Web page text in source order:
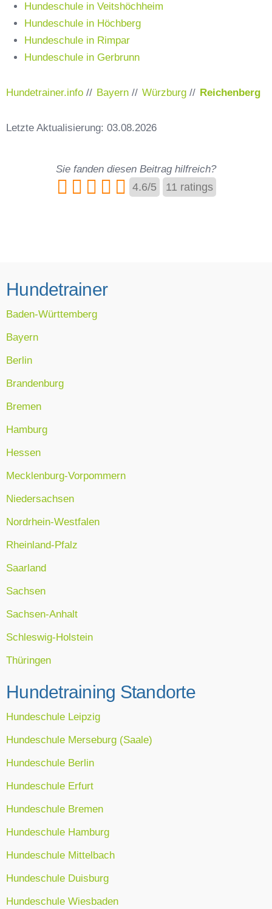
Hundeschule in Veitshöchheim
Hundeschule in Höchberg
Hundeschule in Rimpar
Hundeschule in Gerbrunn
Hundetrainer.info // Bayern // Würzburg // Reichenberg
Letzte Aktualisierung: 03.08.2026
Sie fanden diesen Beitrag hilfreich?
4.6/5 11 ratings
Hundetrainer
Baden-Württemberg
Bayern
Berlin
Brandenburg
Bremen
Hamburg
Hessen
Mecklenburg-Vorpommern
Niedersachsen
Nordrhein-Westfalen
Rheinland-Pfalz
Saarland
Sachsen
Sachsen-Anhalt
Schleswig-Holstein
Thüringen
Hundetraining Standorte
Hundeschule Leipzig
Hundeschule Merseburg (Saale)
Hundeschule Berlin
Hundeschule Erfurt
Hundeschule Bremen
Hundeschule Hamburg
Hundeschule Mittelbach
Hundeschule Duisburg
Hundeschule Wiesbaden